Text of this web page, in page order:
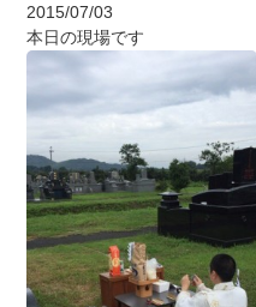
2015/07/03
本日の現場です